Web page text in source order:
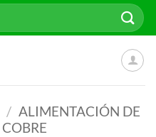
/ ALIMENTACIÓN DE
COBRE